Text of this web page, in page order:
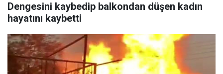
Dengesini kaybedip balkondan düşen kadın
hayatını kaybetti